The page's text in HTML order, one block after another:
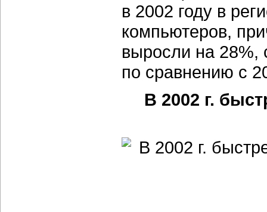
в 2002 году в
компьютеров,
выросли на
по сравнению с
В 2002 г.